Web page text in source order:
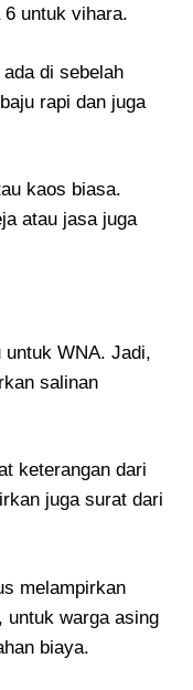
untuk vihara.
di sebelah
rapi dan juga
kaos biasa.
atau jasa juga
WNA. Jadi,
salinan
keterangan dari
juga surat dari
melampirkan
untuk warga asing
biaya.